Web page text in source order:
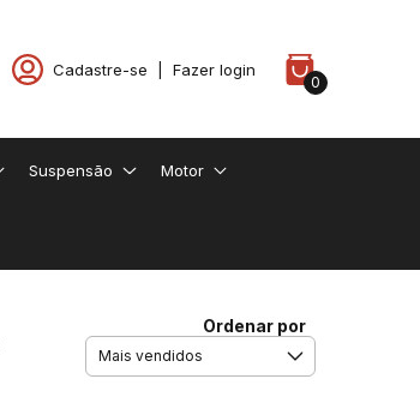
Cadastre-se Fazer login
0
Suspensão Motor
Ordenar por